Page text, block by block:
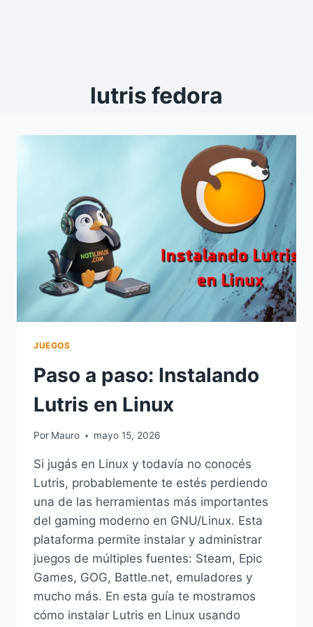
lutris fedora
JUEGOS
Paso a paso: Instalando
Lutris en Linux
Por Mauro mayo 15, 2026
Si jugás en Linux y todavía no conocés
Lutris, probablemente te estés perdiendo
una de las herramientas más importantes
del gaming moderno en GNU/Linux. Esta
plataforma permite instalar y administrar
juegos de múltiples fuentes: Steam, Epic
Games, GOG, Battle.net, emuladores y
mucho más. En esta guía te mostramos
cómo instalar Lutris en Linux usando